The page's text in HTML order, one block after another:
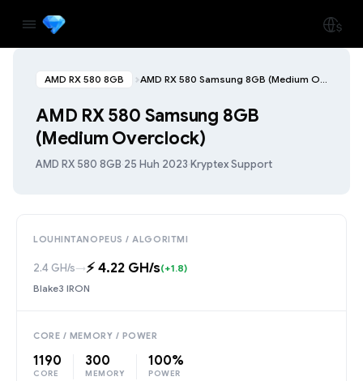
AMD RX 580 8GB AMD RX 580 Samsung 8GB (Medium Overclock)
AMD RX 580 Samsung 8GB
(Medium Overclock)
AMD RX 580 8GB·25 Huh 2023·Kryptex Support
LOUHINTANOPEUS / ALGORITMI
2.4 GH/s→⚡️ 4.22 GH/s(+1.8)
Blake3 IRON
CORE / MEMORY / POWER
1190
CORE
300
MEMORY
100%
POWER